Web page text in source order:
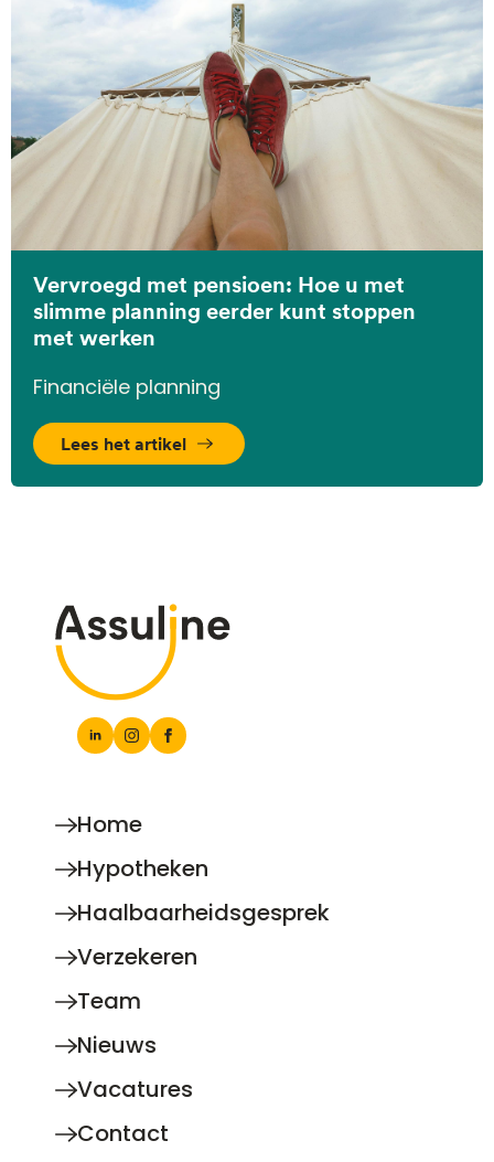
Vervroegd met pensioen: Hoe u met
slimme planning eerder kunt stoppen
met werken
Financiële planning
Lees het artikel
Home
Hypotheken
Haalbaarheidsgesprek
Verzekeren
Team
Nieuws
Vacatures
Contact